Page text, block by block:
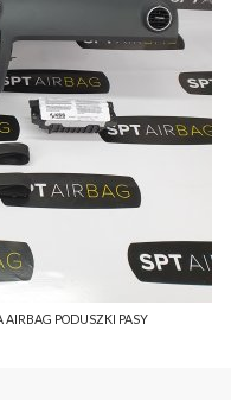
AIRBAG PODUSZKI PASY